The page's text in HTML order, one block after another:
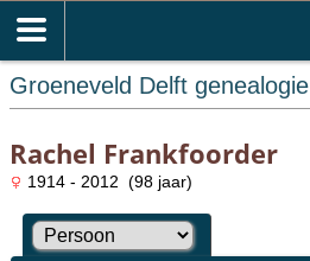
Groeneveld Delft genealogie
Rachel Frankfoorder
1914 - 2012 (98 jaar)